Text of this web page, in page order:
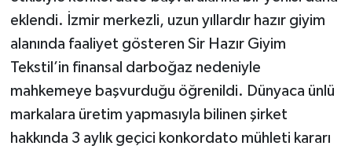
eklendi. İzmir merkezli, uzun yıllardır hazır giyim
alanında faaliyet gösteren Sir Hazır Giyim
Tekstil’in finansal darboğaz nedeniyle
mahkemeye başvurduğu öğrenildi. Dünyaca ünlü
markalara üretim yapmasıyla bilinen şirket
hakkında 3 aylık geçici konkordato mühleti kararı
Pınarbaşı Haberleri
Şenpazar Haberleri
Seydiler Haberleri
Taşköprü Haberleri